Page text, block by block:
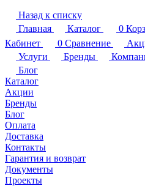
Назад к списку
Главная
Каталог 0
Кабинет
0 Сравнение
Услуги
Бренды
Блог
Каталог
Акции
Бренды
Блог
Оплата
Доставка
Контакты
Гарантия и возврат
Документы
Проекты